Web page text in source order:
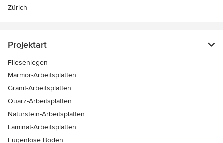
Zürich
Projektart
Fliesenlegen
Marmor-Arbeitsplatten
Granit-Arbeitsplatten
Quarz-Arbeitsplatten
Naturstein-Arbeitsplatten
Laminat-Arbeitsplatten
Fugenlose Böden